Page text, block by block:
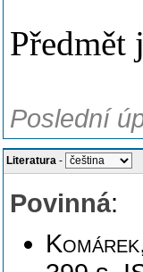
Předmět
Poslední
Literatura -
Povinná: